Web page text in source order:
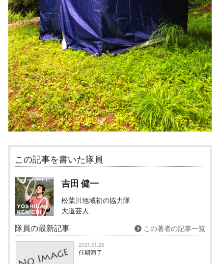
この記事を書いた隊員
吉田 健一
松葉川地域初の協力隊
大道芸人
隊員の最新記事 この著者の記事一覧
2021.01.26
任期満了